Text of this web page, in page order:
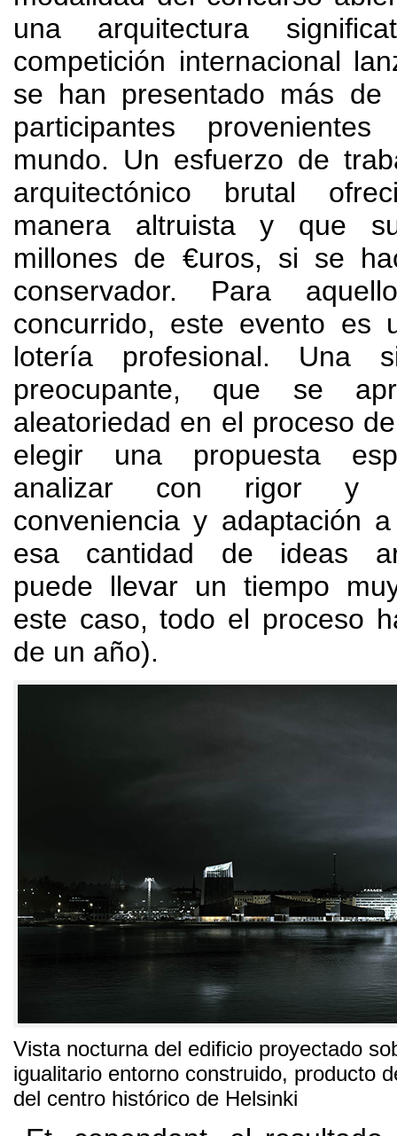
una arquitectura
competición internacional
se han presentado más de
participantes
mundo. Un esfuerzo de
arquitectónico brutal
manera altruista y que
millones de €uros, si se
conservador. Para
concurrido, este evento es
lotería profesional. Una
preocupante, que se
aleatoriedad en el proceso
elegir una propuesta
analizar con rigor y
conveniencia y adaptación
esa cantidad de ideas
puede llevar un tiempo
este caso,todo el proceso
de un año).
Vista nocturna del edificio proyectado
igualitario entorno construido, producto
del centro histórico de Helsinki